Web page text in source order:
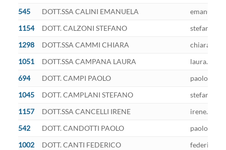
545
DOTT.SSA CALINI EMANUELA
1154
DOTT. CALZONI STEFANO
1298
DOTT.SSA CAMMI CHIARA
1051
DOTT.SSA CAMPANA LAURA
694
DOTT. CAMPI PAOLO
1045
DOTT. CAMPLANI STEFANO
1157
DOTT.SSA CANCELLI IRENE
542
DOTT. CANDOTTI PAOLO
1002
DOTT. CANTI FEDERICO